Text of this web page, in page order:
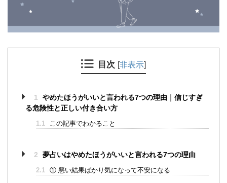
目次 [非表示]
1
やめたほうがいいと言われる7つの理由｜信じすぎ
る危険性と正しい付き合い方
1.1 この記事でわかること
2 夢占いはやめたほうがいいと言われる7つの理由
2.1 ① 悪い結果ばかり気になって不安になる